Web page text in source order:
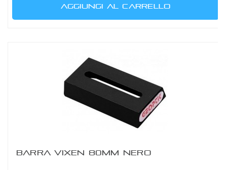
AGGIUNGI AL CARRELLO
BARRA VIXEN 80MM NERO